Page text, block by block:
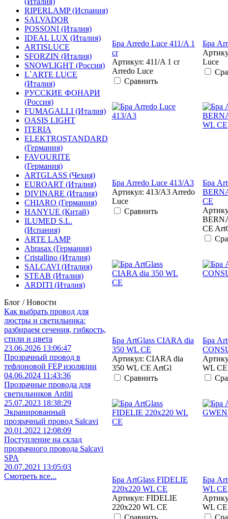
RIPERLAMP (Испания)
SALVADOR
POSSONI (Италия)
IDEAL LUX (Италия)
ARTISLUCE
SFORZIN (Италия)
SNOWLIGHT (Россия)
L`ARTE LUCE
(Италия)
РУССКИЕ ФОНАРИ
(Россия)
FUMAGALLI (Италия)
OASIS LIGHT
ITERIA
ELEKTROSTANDARD
(Германия)
FAVOURITE
(Германия)
ARTGLASS (Чехия)
EUROART (Италия)
DIVINARE (Италия)
CHIARO (Германия)
HANYUE (Китай)
ILUMED S.L.
(Испания)
ARTE LAMP
Abrasax (Германия)
Cristallino (Италия)
SALCAVI (Италия)
STEAB (Италия)
ARDITI (Италия)
Блог / Новости
Как выбрать провод для
люстры и светильника:
разбираем сечения, гибкость,
стили и цвета
23.06.2026 13:06:47
Прозрачный провод в
тефлоновой FEP изоляции
04.06.2024 11:43:36
Прозрачные провода для
светильников Arditi
25.07.2023 18:38:29
Экранированный
прозрачный провод Salcavi
20.01.2022 12:08:09
Поступление на склад
прозрачного провода Salcavi
SPA
20.07.2021 13:05:03
Смотреть все...
Бра Arredo Luce 411/A 1
cr
Артикул: 411/A 1 cr
Arredo Luce
Сравнить
Бра
Luce
Бра Arredo Luce 413/A3
Артикул: 413/A3 Arredo
Luce
Сравнить
Бра
CE
CE
Бра ArtGlass CIARA dia
350 WL CE
Артикул: CIARA dia
350 WL CE ArtGl
Сравнить
Бра
WL
Бра ArtGlass FIDELIE
220x220 WL CE
Артикул: FIDELIE
220x220 WL CE
Сравнить
Бра
WL CE
WL